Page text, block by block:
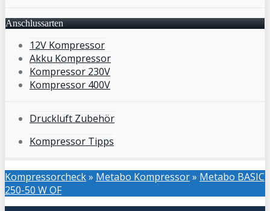
Anschlussarten
12V Kompressor
Akku Kompressor
Kompressor 230V
Kompressor 400V
Druckluft Zubehör
Kompressor Tipps
Kompressorcheck» Metabo Kompressor» Metabo BASIC
250-50 W OF